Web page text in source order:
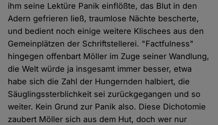
ihm seine Lektüre Panik einflößte, das Blut in den
Adern gefrieren ließ, traumlose Nächte bescherte,
und bedient noch einige weitere Klischees aus den
Gemeinplätzen der Schriftstellerei. "Factfulness"
hingegen offenbart Möller im Zuge seiner Wandlung,
die Welt würde ja insgesamt immer besser, etwa
habe sich die Zahl der Hungernden halbiert, die
Säuglingssterblichkeit sei zurückgegangen und so
weiter. Kein Grund zur Panik also. Diese Dichotomie
zaubert Möller sich aus dem Hut, doch wer nur